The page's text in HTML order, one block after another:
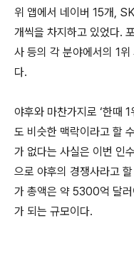
위 앱에서 네이버 15개,
개씩을 차지하고 있었다.
사 등의 각 분야에서의 1위
다.
야후와 마찬가지로 ‘한때
도 비슷한 맥락이라고 할
가 없다는 사실은 이번 인
으로 야후의 경쟁사라고
가 총액은 약 5300억 달
가 되는 규모이다.